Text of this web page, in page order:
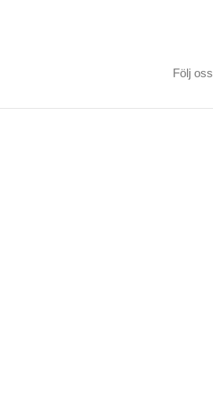
Följ oss